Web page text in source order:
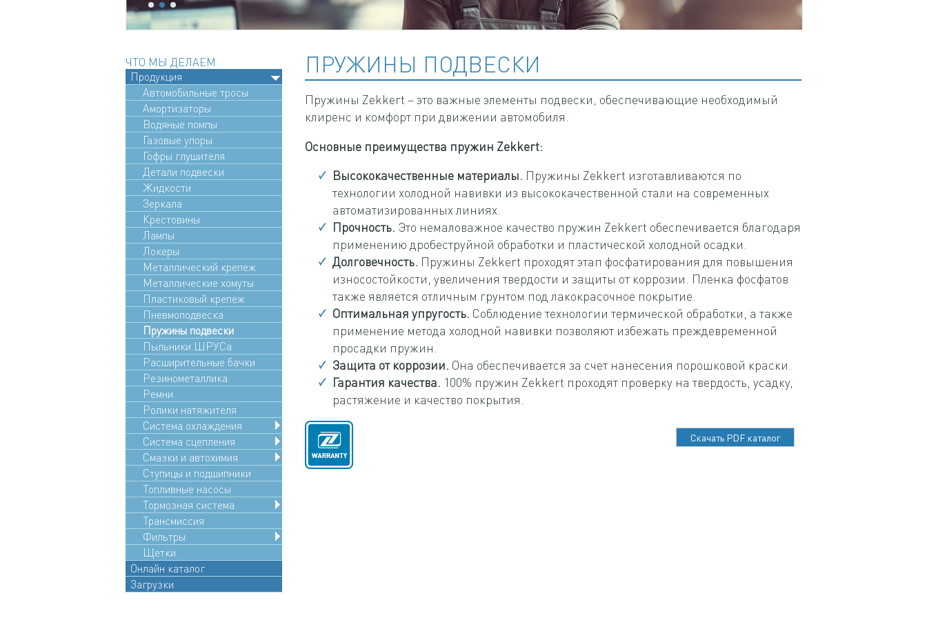
ЧТО МЫ ДЕЛАЕМ
Продукция
Автомобильные тросы
Амортизаторы
Водяные помпы
Газовые упоры
Гофры глушителя
Детали подвески
Жидкости
Зеркала
Крестовины
Лампы
Локеры
Металлический крепеж
Металлические хомуты
Пластиковый крепеж
Пневмоподвеска
Пружины подвески
Пыльники ШРУСа
Расширительные бачки
Резинометаллика
Ремни
Ролики натяжителя
Система охлаждения
Система сцепления
Смазки и автохимия
Ступицы и подшипники
Топливные насосы
Тормозная система
Трансмиссия
Фильтры
Щетки
Онлайн каталог
Загрузки
ПРУЖИНЫ ПОДВЕСКИ
Пружины Zekkert – это важные элементы подвески, обеспечивающие необходимый
клиренс и комфорт при движении автомобиля.
Основные преимущества пружин Zekkert:
Высококачественные материалы. Пружины Zekkert изготавливаются по
технологии холодной навивки из высококачественной стали на современных
автоматизированных линиях.
Прочность. Это немаловажное качество пружин Zekkert обеспечивается благодаря
применению дробеструйной обработки и пластической холодной осадки.
Долговечность. Пружины Zekkert проходят этап фосфатирования для повышения
износостойкости, увеличения твердости и защиты от коррозии. Пленка фосфатов
также является отличным грунтом под лакокрасочное покрытие.
Оптимальная упругость. Соблюдение технологии термической обработки, а также
применение метода холодной навивки позволяют избежать преждевременной
просадки пружин.
Защита от коррозии. Она обеспечивается за счет нанесения порошковой краски.
Гарантия качества. 100% пружин Zekkert проходят проверку на твердость, усадку,
растяжение и качество покрытия.